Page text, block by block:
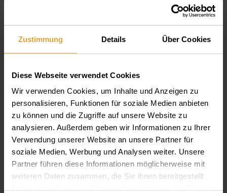
Zustimmung Details Über Cookies
Diese Webseite verwendet Cookies
Wir verwenden Cookies, um Inhalte und Anzeigen zu
personalisieren, Funktionen für soziale Medien anbieten
zu können und die Zugriffe auf unsere Website zu
analysieren. Außerdem geben wir Informationen zu Ihrer
Verwendung unserer Website an unsere Partner für
soziale Medien, Werbung und Analysen weiter. Unsere
Partner führen diese Informationen möglicherweise mit
weiteren Daten zusammen, die Sie ihnen bereitgestellt
haben oder die sie im Rahmen Ihrer Nutzung der Dienste
Van e altatasra lehetĹ‘sĂ©g
mĹ±fogsorrĂ¶gzĂ­tĹ‘
hasznĂˇlata
garancia
allon
szĂˇjĂĽregben Ă©gĹ‘
Ă©rzĂ©s
fekete tea